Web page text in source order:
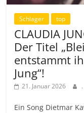
Schlager top
CLAUDIA
Der Titel
entstammt
Jung“!
21. Januar 2026 .
Ein Song Dietmar